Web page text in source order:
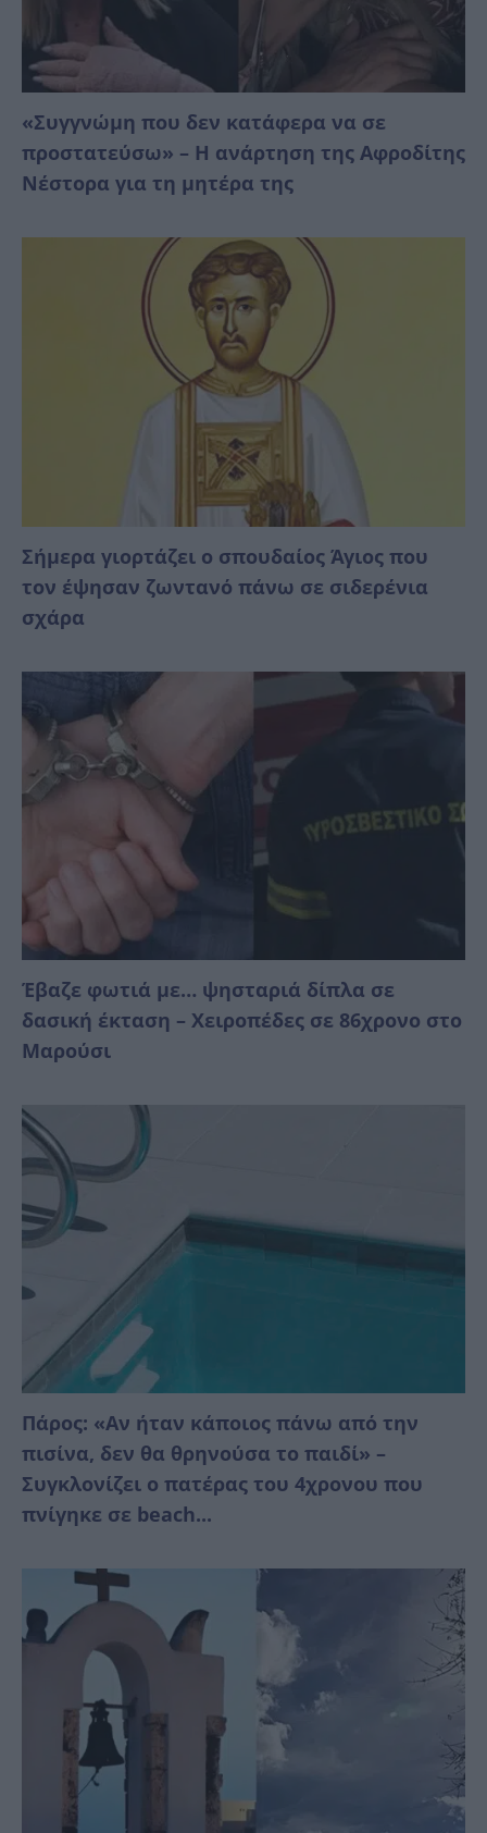
«Συγγνώμη που δεν κατάφερα να σε
προστατεύσω» – Η ανάρτηση της Αφροδίτης
Νέστορα για τη μητέρα της
Σήμερα γιορτάζει ο σπουδαίος Άγιος που
τον έψησαν ζωντανό πάνω σε σιδερένια
σχάρα
Έβαζε φωτιά με… ψησταριά δίπλα σε
δασική έκταση – Χειροπέδες σε 86χρονο στο
Μαρούσι
Πάρος: «Αν ήταν κάποιος πάνω από την
πισίνα, δεν θα θρηνούσα το παιδί» –
Συγκλονίζει ο πατέρας του 4χρονου που
πνίγηκε σε beach...